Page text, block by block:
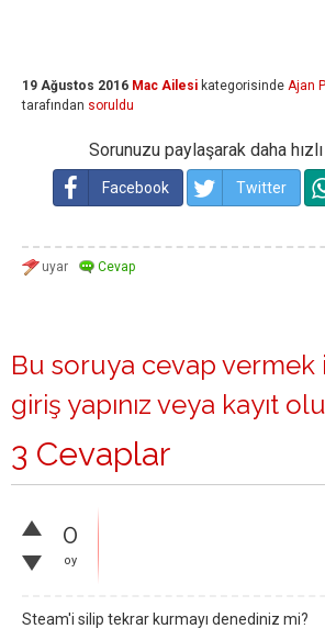
19 Ağustos 2016 Mac Ailesi kategorisinde Ajan P
tarafından soruldu
Sorunuzu paylaşarak daha
Facebook Twitter
Bu soruya cevap
giriş yapınız veya kayıt
3 Cevaplar
0
oy
Steam'i silip tekrar kurmayı denediniz mi?